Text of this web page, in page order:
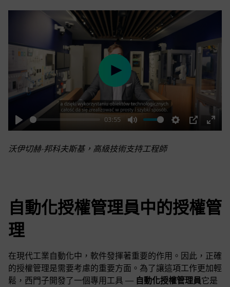
Play
03:55
Mute Settings
PIP
Enter
Play
沃伊切赫·邦科夫斯基，高級技術支持工程師
自動化授權管理員中的授權管
理
在現代工業自動化中，軟件發揮著重要的作用。因此，正確
的授權管理是需要考慮的重要方面。為了讓這項工作更加輕
鬆，西門子開發了一個專用工具 — 自動化授權管理員它是